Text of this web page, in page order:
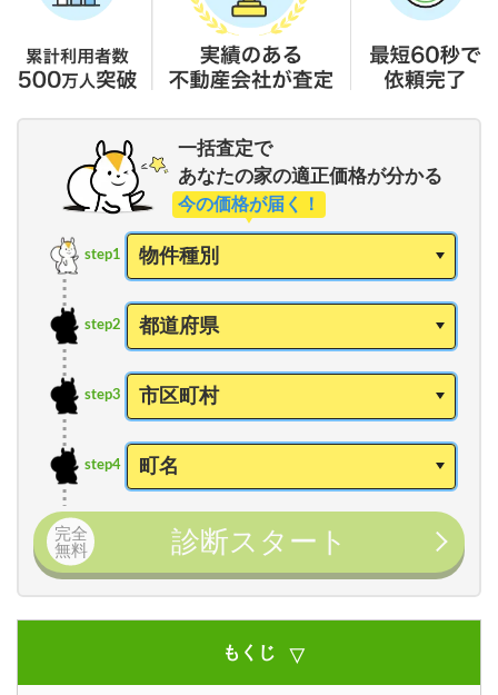
一括査定で
あなたの家の適正価格が分かる
今の価格が届く！
step1
step2
step3
step4
完全
無料
診断スタート
もくじ